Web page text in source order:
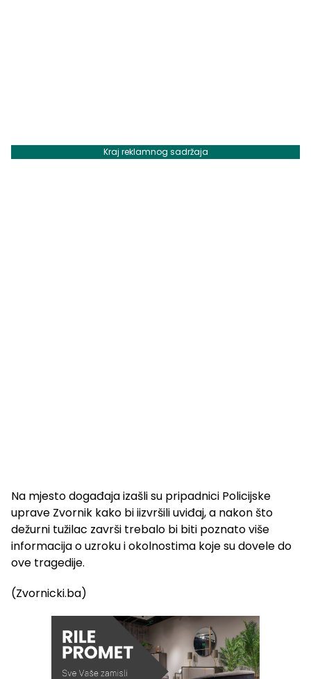
Kraj reklamnog sadržaja
Na mjesto događaja izašli su pripadnici Policijske
uprave Zvornik kako bi iizvršili uviđaj, a nakon što
dežurni tužilac završi trebalo bi biti poznato više
informacija o uzroku i okolnostima koje su dovele do
ove tragedije.
(Zvornicki.ba)